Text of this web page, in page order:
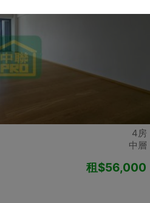
4房
中層
租$56,000